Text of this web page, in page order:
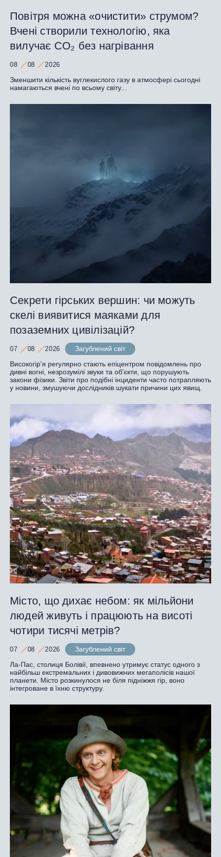
Повітря можна «очистити» струмом?
Вчені створили технологію, яка
вилучає CO₂ без нагрівання
08 08 2026
Зменшити кількість вуглекислого газу в атмосфері сьогодні
намагаються вчені по всьому світу...
Секрети гірських вершин: чи можуть
скелі виявитися маяками для
позаземних цивілізацій?
07 08 2026
Загублений світ
Високогір'я регулярно стають епіцентром повідомлень про
дивні вогні, незрозумілі звуки та об'єкти, що порушують
закони фізики. Звіти про подібні інциденти часто потрапляють
у новини, змушуючи дослідників шукати причини цих явищ.
Місто, що дихає небом: як мільйони
людей живуть і працюють на висоті
чотири тисячі метрів?
07 08 2026
Загублений світ
Ла-Пас, столиця Болівії, впевнено утримує статус одного з
найбільш екстремальних і дивовижних мегаполісів нашої
планети. Місто розкинулося не біля підніжжя гір, воно
інтегроване в їхню структуру.